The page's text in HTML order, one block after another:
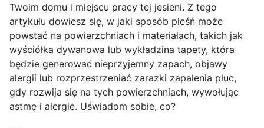
Twoim domu i miejscu pracy tej jesieni. Z tego
artykułu dowiesz się, w jaki sposób pleśń może
powstać na powierzchniach i materiałach, takich jak
wyściółka dywanowa lub wykładzina tapety, która
będzie generować nieprzyjemny zapach, objawy
alergii lub rozprzestrzeniać zarazki zapalenia płuc,
gdy rozwija się na tych powierzchniach, wywołując
astmę i alergie. Uświadom sobie, co?